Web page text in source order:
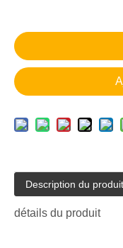
Description du produit
détails du produit